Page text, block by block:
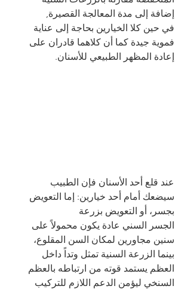
إضافة إلى مدة المعالجة القصيرة,
في حين كلا الخيارين بحاجة إلى عناية
فموية جيدة كما أن كلاهما قادران على
إعادة المظهر الطبيعي للأسنان.
عند قلع أحد الأسنان فإن الطبيب
سيضعك أمام أحد خيارين: إما التعويض
بجسر، أو التعويض بزرعة
الجسر السني عادة يكون محمولاً على
سنين مجاورين لمكان السن المقلوع،
بينما الزرعة السنية تمثل وتداً داخل
العظم يستمد قوته من ارتباطه بالعظم
السنخي ليؤمن الدعم اللازم للتركيب